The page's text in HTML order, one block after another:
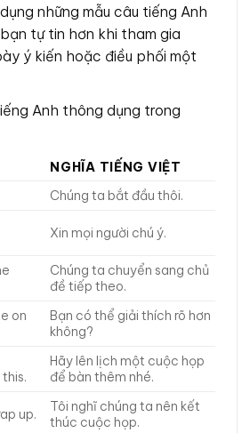
những mẫu câu tiếng Anh
tự tin hơn khi tham gia
ý kiến hoặc điều phối một
Anh thông dụng trong
NGHĨA TIẾNG VIỆT
Chúng ta bắt đầu thôi.
Xin mọi người chú ý.
Chúng ta chuyển sang chủ
đề tiếp theo.
on
Bạn có thể giải thích rõ hơn
không?
Hãy lên lịch một cuộc họp
để bàn thêm nhé.
up.
Tôi nghĩ chúng ta nên kết
thúc cuộc họp.